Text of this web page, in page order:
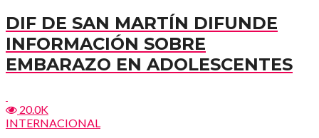
DIF DE SAN MARTÍN DIFUNDE
INFORMACIÓN SOBRE
EMBARAZO EN ADOLESCENTES
20.0K
INTERNACIONAL